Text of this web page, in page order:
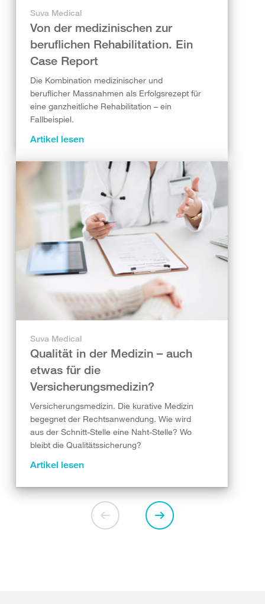
Suva Medical
Von der medizinischen zur
beruflichen Rehabilitation. Ein
Case Report
Die Kombination medizinischer und
beruflicher Massnahmen als Erfolgsrezept für
eine ganzheitliche Rehabilitation – ein
Fallbeispiel.
Artikel lesen
Suva Medical
Qualität in der Medizin – auch
etwas für die
Versicherungsmedizin?
Versicherungsmedizin. Die kurative Medizin
begegnet der Rechtsanwendung. Wie wird
aus der Schnitt-Stelle eine Naht-Stelle? Wo
bleibt die Qualitätssicherung?
Artikel lesen